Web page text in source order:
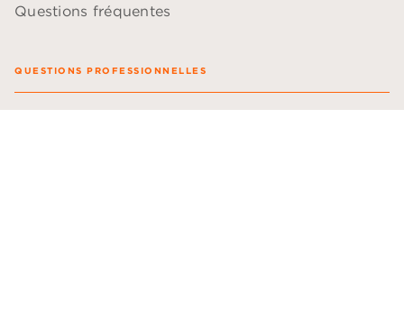
Questions fréquentes
QUESTIONS PROFESSIONNELLES
Blogueurs